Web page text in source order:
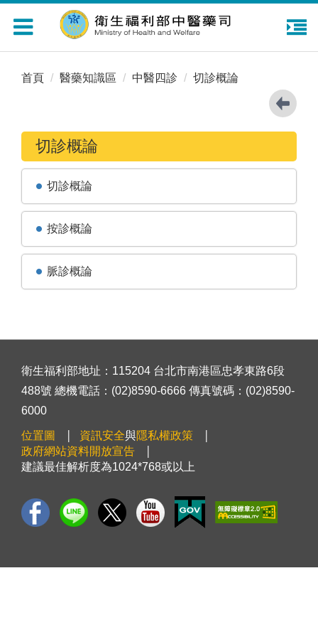
Toggle
navigation
首頁 醫藥知識區 中醫四診 切診概論
切診概論
切診概論
按診概論
脈診概論
衛生福利部地址：115204 台北市南港區忠孝東路6段
488號 總機電話：(02)8590-6666 傳真號碼：(02)8590-
6000
位置圖 資訊安全與隱私權政策
政府網站資料開放宣告
建議最佳解析度為1024*768或以上